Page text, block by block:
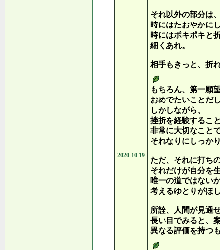
それ以外の部分は
時にはたおやかに
時にはポキポキと
細くあれ。
相手もきっと、折
2020-10-19
もちろん、第一願
おめでたいことだ
しかしながら、
挫折を経験するこ
非常に大切なこと
それなりにしっか
ただ、それに打ち
それだけが自分を
唯一の道ではない
考えるゆとりがほ
所詮、人間が見通
長い目でみると、
異なる評価を持つ